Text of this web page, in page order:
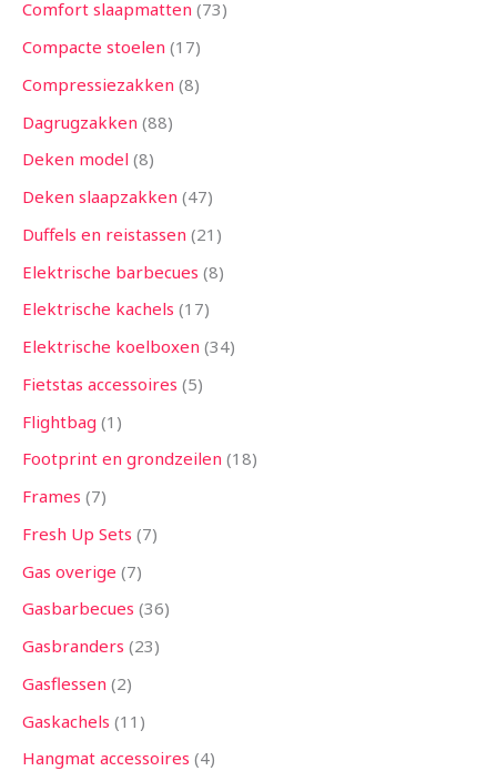
Comfort slaapmatten 73
Compacte stoelen 17
Compressiezakken 8
Dagrugzakken 88
Deken model 8
Deken slaapzakken 47
Duffels en reistassen 21
Elektrische barbecues 8
Elektrische kachels 17
Elektrische koelboxen 34
Fietstas accessoires 5
Flightbag 1
Footprint en grondzeilen 18
Frames 7
Fresh Up Sets 7
Gas overige 7
Gasbarbecues 36
Gasbranders 23
Gasflessen 2
Gaskachels 11
Hangmat accessoires 4